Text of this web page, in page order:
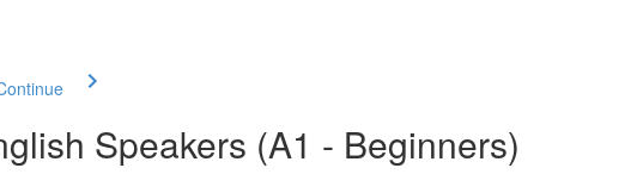
Speakers (A1 - Beginners)